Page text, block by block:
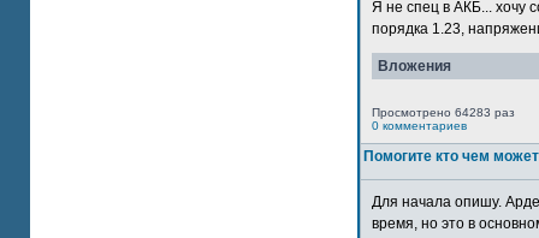
Я не спец в АКБ... хочу
порядка 1.23,
Вложения
Просмотрено 64283 раз
0 комментариев
Помогите кто чем может
Для начала опишу.
время, но это в